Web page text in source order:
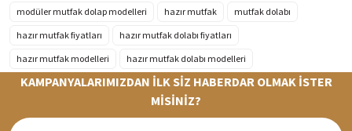
modüler mutfak dolap modelleri
hazır mutfak
mutfak dolabı
hazır mutfak fiyatları
hazır mutfak dolabı fiyatları
hazır mutfak modelleri
hazır mutfak dolabı modelleri
KAMPANYALARIMIZDAN İLK SİZ HABERDAR OLMAK İSTER
MİSİNİZ?